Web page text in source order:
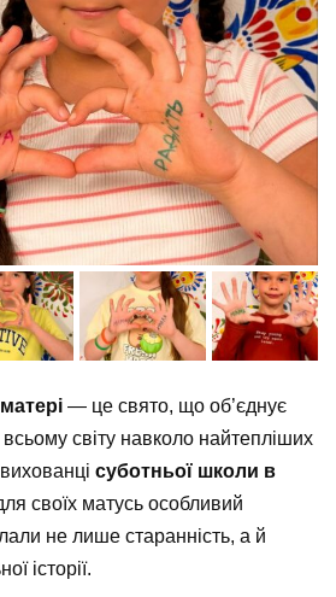
— це свято, що об’єднує
всьому світу навколо найтепліших
суботньої школи в
своїх матусь особливий
не лише старанність, а й
історії.